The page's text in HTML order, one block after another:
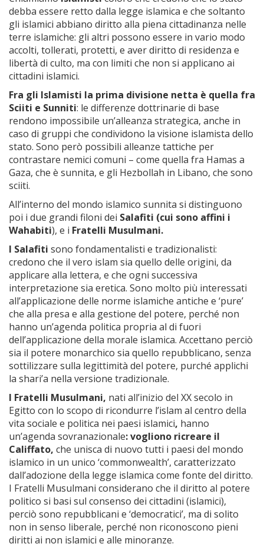
debba essere retto dalla legge islamica e che soltanto
gli islamici abbiano diritto alla piena cittadinanza nelle
terre islamiche: gli altri possono essere in vario modo
accolti, tollerati, protetti, e aver diritto di residenza e
libertà di culto, ma con limiti che non si applicano ai
cittadini islamici.
Fra gli Islamisti la prima divisione netta è quella fra
Sciiti e Sunniti: le differenze dottrinarie di base
rendono impossibile un’alleanza strategica, anche in
caso di gruppi che condividono la visione islamista dello
stato. Sono però possibili alleanze tattiche per
contrastare nemici comuni – come quella fra Hamas a
Gaza, che è sunnita, e gli Hezbollah in Libano, che sono
sciiti.
All’interno del mondo islamico sunnita si distinguono
poi i due grandi filoni dei Salafiti (cui sono affini i
Wahabiti), e i Fratelli Musulmani.
I Salafiti sono fondamentalisti e tradizionalisti:
credono che il vero islam sia quello delle origini, da
applicare alla lettera, e che ogni successiva
interpretazione sia eretica. Sono molto più interessati
all’applicazione delle norme islamiche antiche e ‘pure’
che alla presa e alla gestione del potere, perché non
hanno un’agenda politica propria al di fuori
dell’applicazione della morale islamica. Accettano perciò
sia il potere monarchico sia quello repubblicano, senza
sottilizzare sulla legittimità del potere, purché applichi
la shari’a nella versione tradizionale.
I Fratelli Musulmani, nati all’inizio del XX secolo in
Egitto con lo scopo di ricondurre l’islam al centro della
vita sociale e politica nei paesi islamici, hanno
un’agenda sovranazionale: vogliono ricreare il
Califfato, che unisca di nuovo tutti i paesi del mondo
islamico in un unico ‘commonwealth’, caratterizzato
dall’adozione della legge islamica come fonte del diritto.
I Fratelli Musulmani considerano che il diritto al potere
politico si basi sul consenso dei cittadini (islamici),
perciò sono repubblicani e ‘democratici’, ma di solito
non in senso liberale, perché non riconoscono pieni
diritti ai non islamici e alle minoranze.